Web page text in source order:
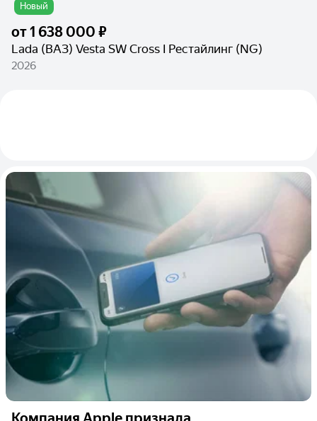
Новый
от1 638 000 ₽
Lada (ВАЗ) Vesta SW Cross I Рестайлинг (NG)
2026